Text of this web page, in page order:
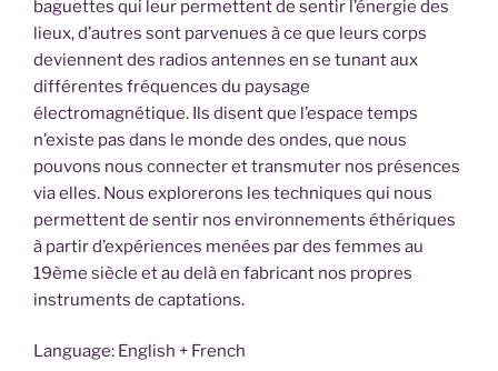
baguettes qui leur permettent de sentir l’énergie des
lieux, d’autres sont parvenues à ce que leurs corps
deviennent des radios antennes en se tunant aux
différentes fréquences du paysage
électromagnétique. Ils disent que l’espace temps
n’existe pas dans le monde des ondes, que nous
pouvons nous connecter et transmuter nos présences
via elles. Nous explorerons les techniques qui nous
permettent de sentir nos environnements éthériques
à partir d’expériences menées par des femmes au
19ème siècle et au delà en fabricant nos propres
instruments de captations.
Language: English + French